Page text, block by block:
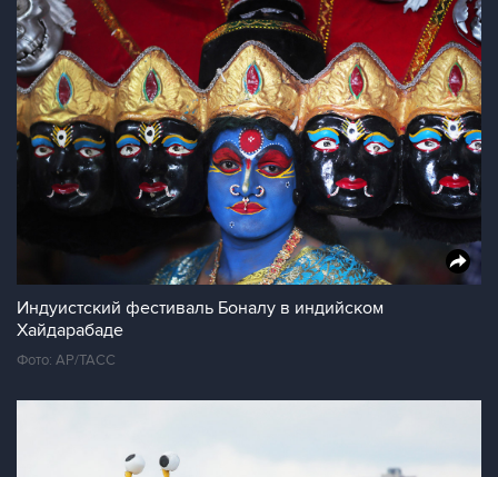
Индуистский фестиваль Боналу в индийском
Хайдарабаде
Фото: AP/ТАСС